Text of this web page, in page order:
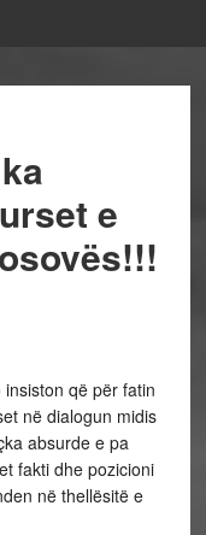
e
që për fatin
në dialogun midis
absurde e pa
fakti dhe pozicioni
në thellësitë e